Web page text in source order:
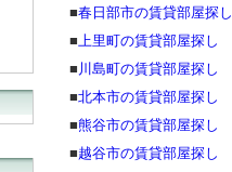
■春日部市の賃貸部屋探し
■上里町の賃貸部屋探し
■ 川島町の賃貸部屋探し
■北本市の賃貸部屋探し
■熊谷市の賃貸部屋探し
■越谷市の賃貸部屋探し